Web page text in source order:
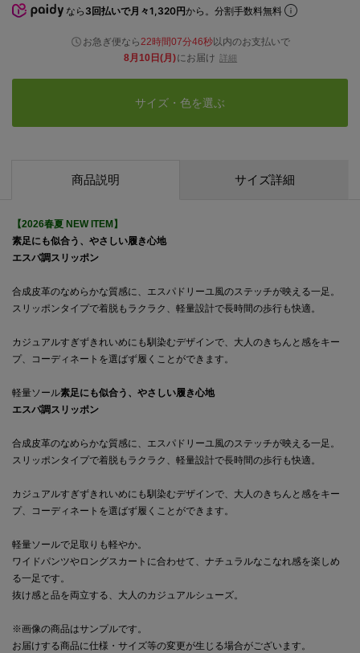
なら 3回払いで月々1,320円から。分割手数料無料
お急ぎ便なら22時間07分46秒以内のお支払いで
8月10日(月)にお届け 詳細
サイズ・色を選ぶ
商品説明 サイズ詳細
【2026春夏 NEW ITEM】
素足にも似合う、やさしい履き心地
エスパ調スリッポン
合成皮革のなめらかな質感に、エスパドリーユ風のステッチが映える一足。
スリッポンタイプで着脱もラクラク、軽量設計で長時間の歩行も快適。
カジュアルすぎずきれいめにも馴染むデザインで、大人のきちんと感をキー
プ、コーディネートを選ばず履くことができます。
軽量ソール素足にも似合う、やさしい履き心地
エスパ調スリッポン
合成皮革のなめらかな質感に、エスパドリーユ風のステッチが映える一足。
スリッポンタイプで着脱もラクラク、軽量設計で長時間の歩行も快適。
カジュアルすぎずきれいめにも馴染むデザインで、大人のきちんと感をキー
プ、コーディネートを選ばず履くことができます。
軽量ソールで足取りも軽やか。
ワイドパンツやロングスカートに合わせて、ナチュラルなこなれ感を楽しめ
る一足です。
抜け感と品を両立する、大人のカジュアルシューズ。
※画像の商品はサンプルです。
お届けする商品に仕様・サイズ等の変更が生じる場合がございます。